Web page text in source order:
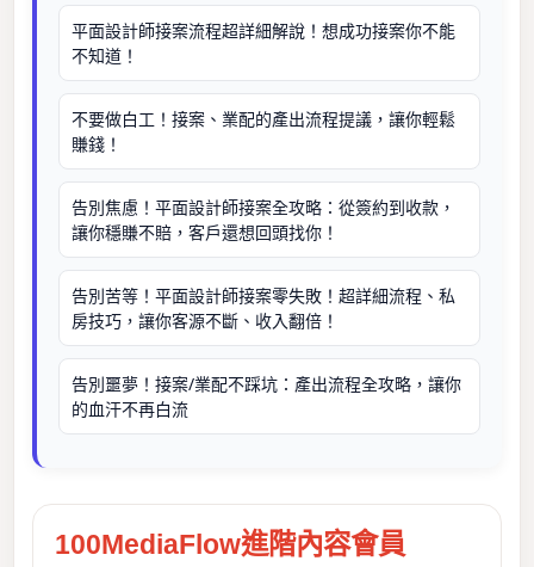
平面設計師接案流程超詳細解說！想成功接案你不能
不知道！
不要做白工！接案、業配的產出流程提議，讓你輕鬆
賺錢！
告別焦慮！平面設計師接案全攻略：從簽約到收款，
讓你穩賺不賠，客戶還想回頭找你！
告別苦等！平面設計師接案零失敗！超詳細流程、私
房技巧，讓你客源不斷、收入翻倍！
告別噩夢！接案/業配不踩坑：產出流程全攻略，讓你
的血汗不再白流
100MediaFlow進階內容會員